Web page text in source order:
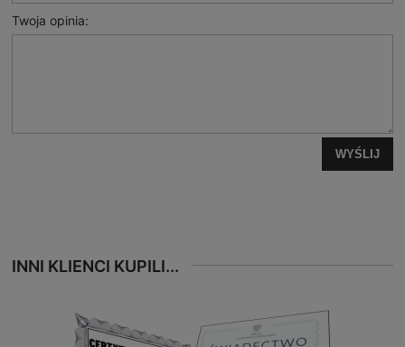
Twoja opinia:
WYŚLIJ
INNI KLIENCI KUPILI...